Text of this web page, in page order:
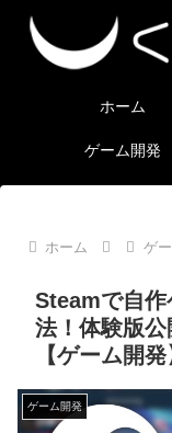
ホーム
ゲーム開発
ホーム ゲ
Steamで自作
法！体験版
【ゲーム開発
ゲーム開発